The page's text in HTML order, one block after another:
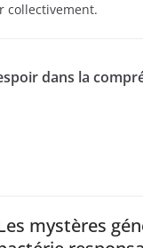
collectivement.
dans la
mystères